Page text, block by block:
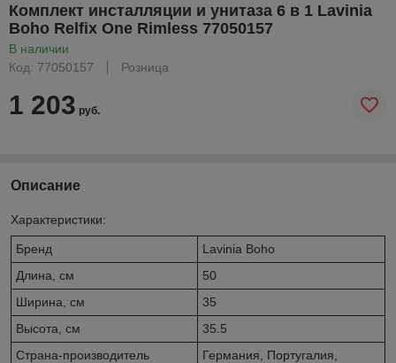
Комплект инсталляции и унитаза 6 в 1 Lavinia
Boho Relfix One Rimless 77050157
В наличии
Код: 77050157
Розница
1 203 руб.
Описание
Характеристики:
Бренд
Lavinia Boho
Длина, см
50
Ширина, см
35
Высота, см
35.5
Страна-производитель
Германия, Португалия,